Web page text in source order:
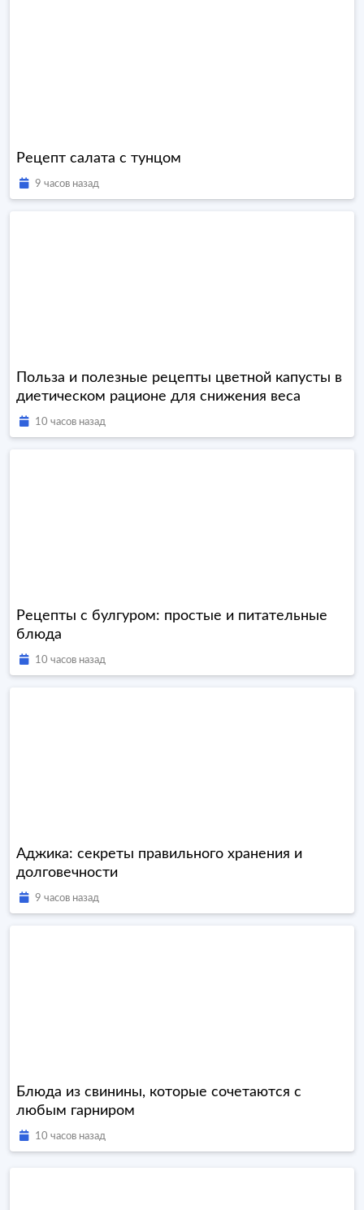
Рецепт салата с тунцом
9 часов назад
Польза и полезные рецепты цветной капусты в
диетическом рационе для снижения веса
10 часов назад
Рецепты с булгуром: простые и питательные
блюда
10 часов назад
Аджика: секреты правильного хранения и
долговечности
9 часов назад
Блюда из свинины, которые сочетаются с
любым гарниром
10 часов назад